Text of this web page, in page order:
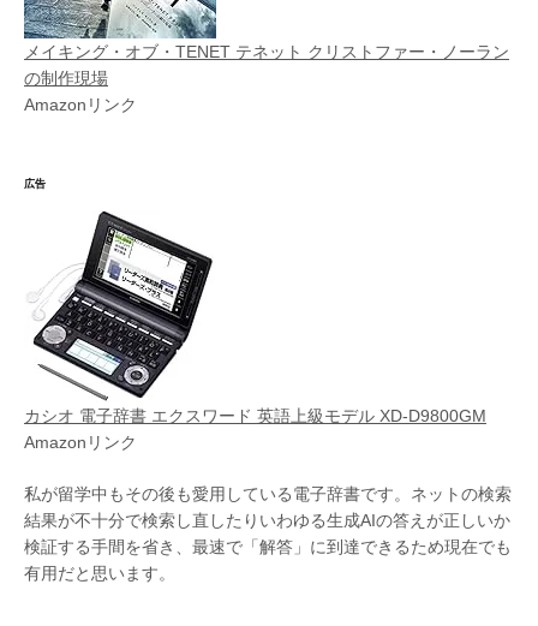
メイキング・オブ・TENET テネット クリストファー・ノーラン
の制作現場
Amazonリンク
広告
カシオ 電子辞書 エクスワード 英語上級モデル XD-D9800GM
Amazonリンク
私が留学中もその後も愛用している電子辞書です。ネットの検索
結果が不十分で検索し直したりいわゆる生成AIの答えが正しいか
検証する手間を省き、最速で「解答」に到達できるため現在でも
有用だと思います。